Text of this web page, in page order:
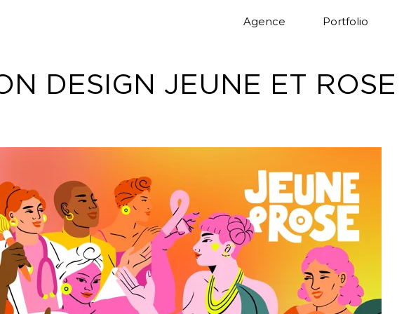
Agence Portfolio
DESIGN JEUNE ET ROSE